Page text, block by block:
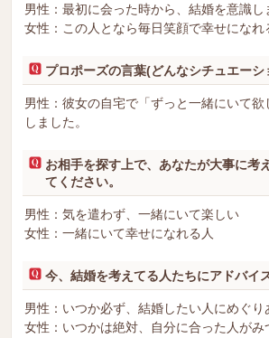
男性：最初に会った時から、結婚を意識し
女性：この人となら毎日笑顔で幸せになれ
プロポーズの言葉(どんなシチュエーシ
男性：彼女の自宅で「ずっと一緒にいて
しました。
お相手を探す上で、あなたが大事に考
てください。
男性：気を遣わず、一緒にいて楽しい
女性：一緒にいて幸せになれる人
今、結婚を考えてる人たちにアドバイ
男性：いつか必ず、結婚したい人にめぐり
女性：いつかは絶対、自分に合った人がみ